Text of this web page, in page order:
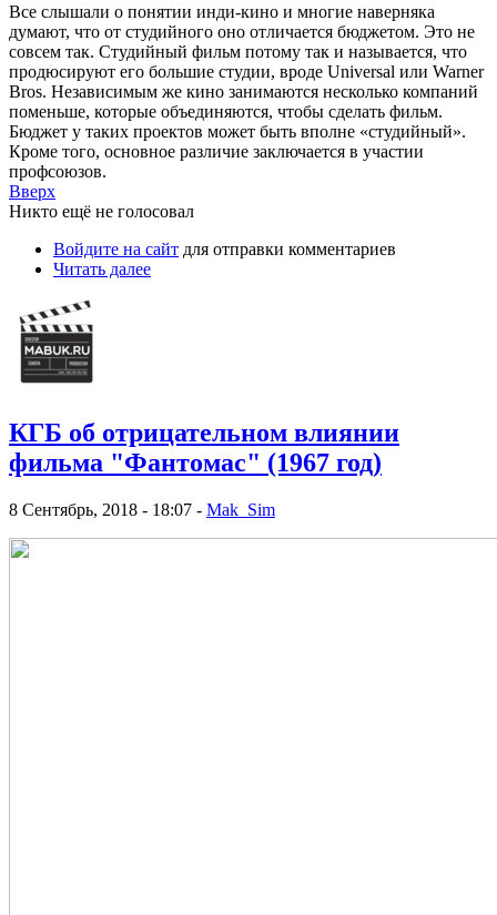
Все слышали о понятии инди-кино и многие наверняка
думают, что от студийного оно отличается бюджетом. Это не
совсем так. Студийный фильм потому так и называется, что
продюсируют его большие студии, вроде Universal или Warner
Bros. Независимым же кино занимаются несколько компаний
поменьше, которые объединяются, чтобы сделать фильм.
Бюджет у таких проектов может быть вполне «студийный».
Кроме того, основное различие заключается в участии
профсоюзов.
Вверх
Никто ещё не голосовал
Войдите на сайт для отправки комментариев
Читать далее
КГБ об отрицательном влиянии
фильма "Фантомас" (1967 год)
8 Сентябрь, 2018 - 18:07 - Mak_Sim